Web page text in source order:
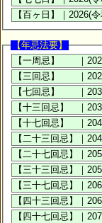
【年忌法要】